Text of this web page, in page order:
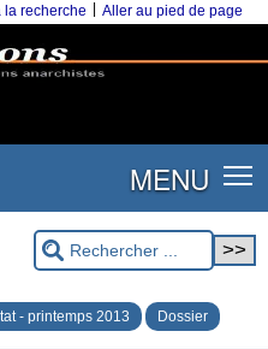
la recherche Aller au pied de page
MENU
- printemps 2013 Dossier